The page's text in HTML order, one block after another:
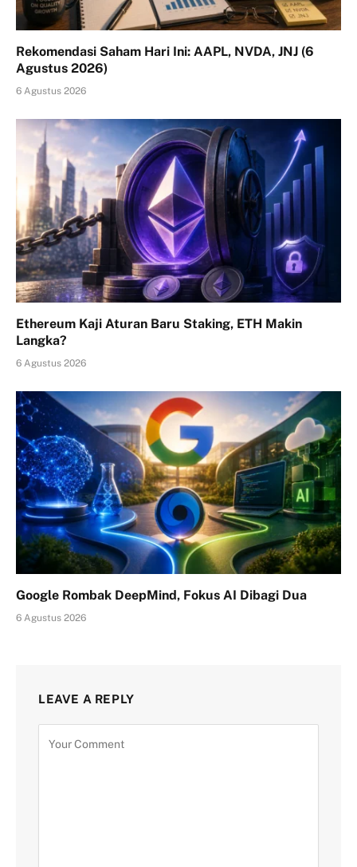
Rekomendasi Saham Hari Ini: AAPL, NVDA, JNJ (6
Agustus 2026)
6 Agustus 2026
Ethereum Kaji Aturan Baru Staking, ETH Makin
Langka?
6 Agustus 2026
Google Rombak DeepMind, Fokus AI Dibagi Dua
6 Agustus 2026
LEAVE A REPLY